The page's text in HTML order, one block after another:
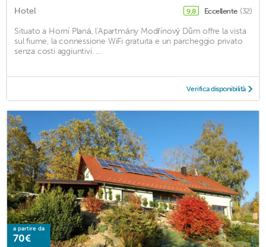
Hotel 9,8 Eccellente (32)
Situato a Horní Planá, l'Apartmány Modřínový Dům offre la vista
sul fiume, la connessione WiFi gratuita e un parcheggio privato
senza costi aggiuntivi. ...
Verifica disponibilità
a partire da
70€